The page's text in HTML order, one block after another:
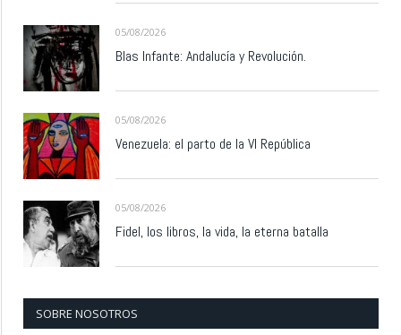
05/08/2026
Blas Infante: Andalucía y Revolución.
05/08/2026
Venezuela: el parto de la VI República
05/08/2026
Fidel, los libros, la vida, la eterna batalla
SOBRE NOSOTROS